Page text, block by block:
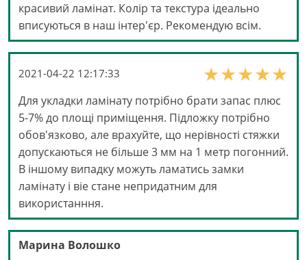
красивий ламінат. Колір та текстура ідеально
вписуються в наш інтер'єр. Рекомендую всім.
2021-04-22 12:17:33
Для укладки ламінату потрібно брати запас плюс
5-7% до площі приміщення. Підложку потрібно
обов'язково, але врахуйте, що нерівності стяжки
допускаються не більше 3 мм на 1 метр погонний.
В іншому випадку можуть ламатись замки
ламінату і віе стане непридатним для
використанння.
Марина Волошко